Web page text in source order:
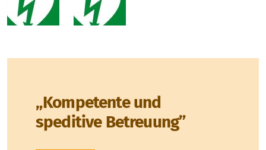
„Kompetente und
speditive Betreuung”